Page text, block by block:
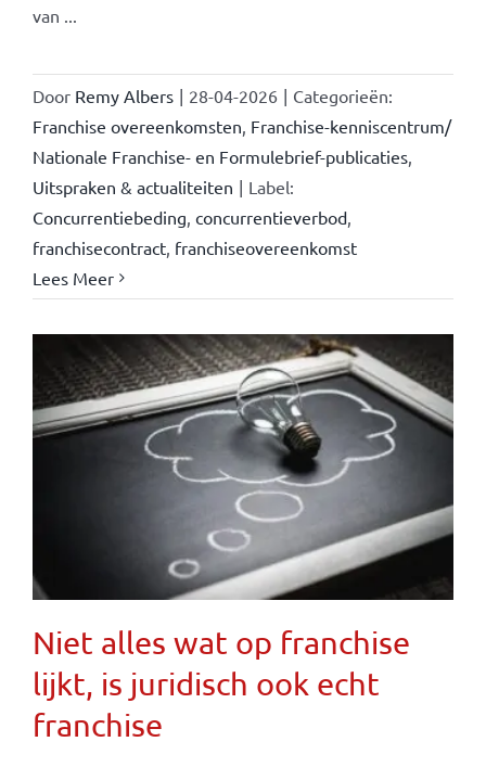
van ...
Door Remy Albers | 28-04-2026 | Categorieën:
Franchise overeenkomsten Franchise-kenniscentrum/
Nationale Franchise- en Formulebrief-publicaties,
Uitspraken & actualiteiten | Label:
Concurrentiebeding concurrentieverbod,
franchisecontract, franchiseovereenkomst
Lees Meer
Niet alles wat op franchise
lijkt, is juridisch ook echt
franchise